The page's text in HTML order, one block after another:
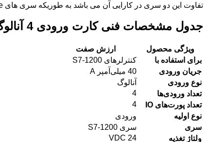
تفاوت این دو سری در کارایی آن می باشد به طوریکه سری های FailSafe در صورت وجود خطا و مشکل احتمالی دستگاه به کار خود ادامه خواهد داد.
جدول مشخصات فنی کارت ورودی 4 آنالوگ
ویژگی محصول
ارزش صفت
برای استفاده با
کنترلرهای S7-1200
جریان ورودی
40 میلی‌آمپر A
نوع ورودی
آنالوگ
تعداد ورودی‌ها
4
تعداد پورت‌های IO
4
نوع اولیه
ورودی
سری
سری S7-1200
ولتاژ تغذیه
24 VDC